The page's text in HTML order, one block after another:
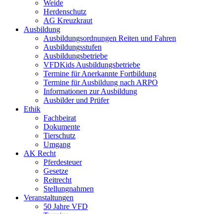
Weide
Herdenschutz
AG Kreuzkraut
Ausbildung
Ausbildungsordnungen Reiten und Fahren
Ausbildungsstufen
Ausbildungsbetriebe
VFDKids Ausbildungsbetriebe
Termine für Anerkannte Fortbildung
Termine für Ausbildung nach ARPO
Informationen zur Ausbildung
Ausbilder und Prüfer
Ethik
Fachbeirat
Dokumente
Tierschutz
Umgang
AK Recht
Pferdesteuer
Gesetze
Reitrecht
Stellungnahmen
Veranstaltungen
50 Jahre VFD